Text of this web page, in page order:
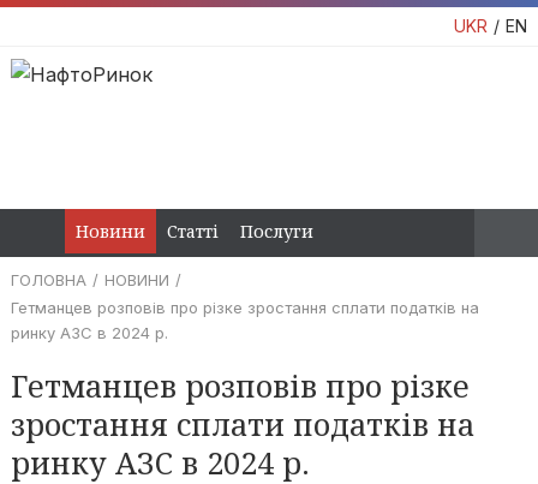
UKR EN
Новини Статті Послуги
ГОЛОВНА
НОВИНИ
Гетманцев розповів про різке зростання сплати податків на
ринку АЗС в 2024 р.
Гетманцев розповів про різке
зростання сплати податків на
ринку АЗС в 2024 р.